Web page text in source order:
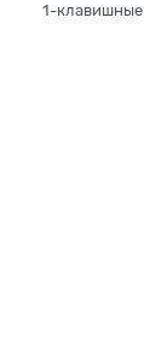
1-клавишные